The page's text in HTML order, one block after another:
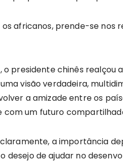
africanos, prende-se nos
presidente chinês
visão verdadeira,
a amizade entre os
um futuro
a importância
de ajudar no